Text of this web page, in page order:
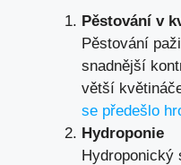
Pěstování v
Pěstování
snadnější
větší
se předešlo
Hydroponie
Hydroponický